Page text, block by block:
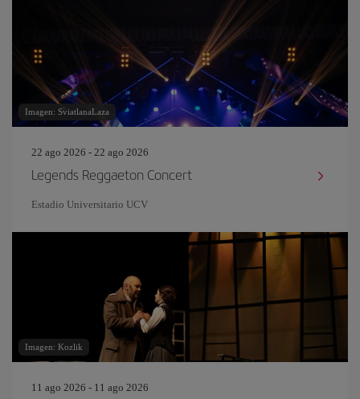
Imagen: SviatlanaLaza
22 ago 2026 - 22 ago 2026
Legends Reggaeton Concert
Estadio Universitario UCV
Imagen: Kozlik
11 ago 2026 - 11 ago 2026